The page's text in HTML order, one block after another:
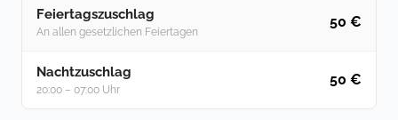
Feiertagszuschlag
An allen gesetzlichen Feiertagen
50 €
Nachtzuschlag
20:00 – 07:00 Uhr
50 €